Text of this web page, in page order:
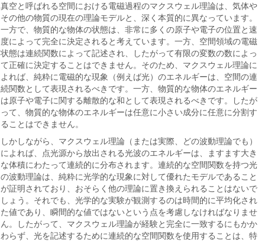
真空と呼ばれる空間における電磁過程のマクスウェル理論は、気体や
その他の物質の現在の理論モデルと、深く本質的に異なっています。
一方で、物質的な物体の状態は、非常に多くの原子や電子の位置と速
度によって完全に決定されると考えています。一方、空間領域の電磁
状態は連続関数によって記述され、したがって有限の変数の数によっ
て正確に決定することはできません。そのため、マクスウェル理論に
よれば、純粋に電磁的な現象（例えば光）のエネルギーは、空間の連
続関数として表現されるべきです。一方、物質的な物体のエネルギー
は原子や電子に関する離散的な和として表現されるべきです。したが
って、物質的な物体のエネルギーは任意に小さい成分に任意に分割す
ることはできません。
しかしながら、マクスウェル理論（または実際、どの波動理論でも）
によれば、点光源から放出される光波のエネルギーは、ますます大き
な体積にわたって連続的に分布されます。連続的な空間関数を持つ光
の波動理論は、純粋に光学的な現象に対して優れたモデルであること
が証明されており、おそらく他の理論に置き換えられることはないで
しょう。それでも、光学的な実験が観測するのは時間的に平均化され
た値であり、瞬間的な値ではないという点を考慮しなければなりませ
ん。したがって、マクスウェル理論が経験と完全に一致するにもかか
わらず、光を記述するために連続的な空間関数を使用することは、特